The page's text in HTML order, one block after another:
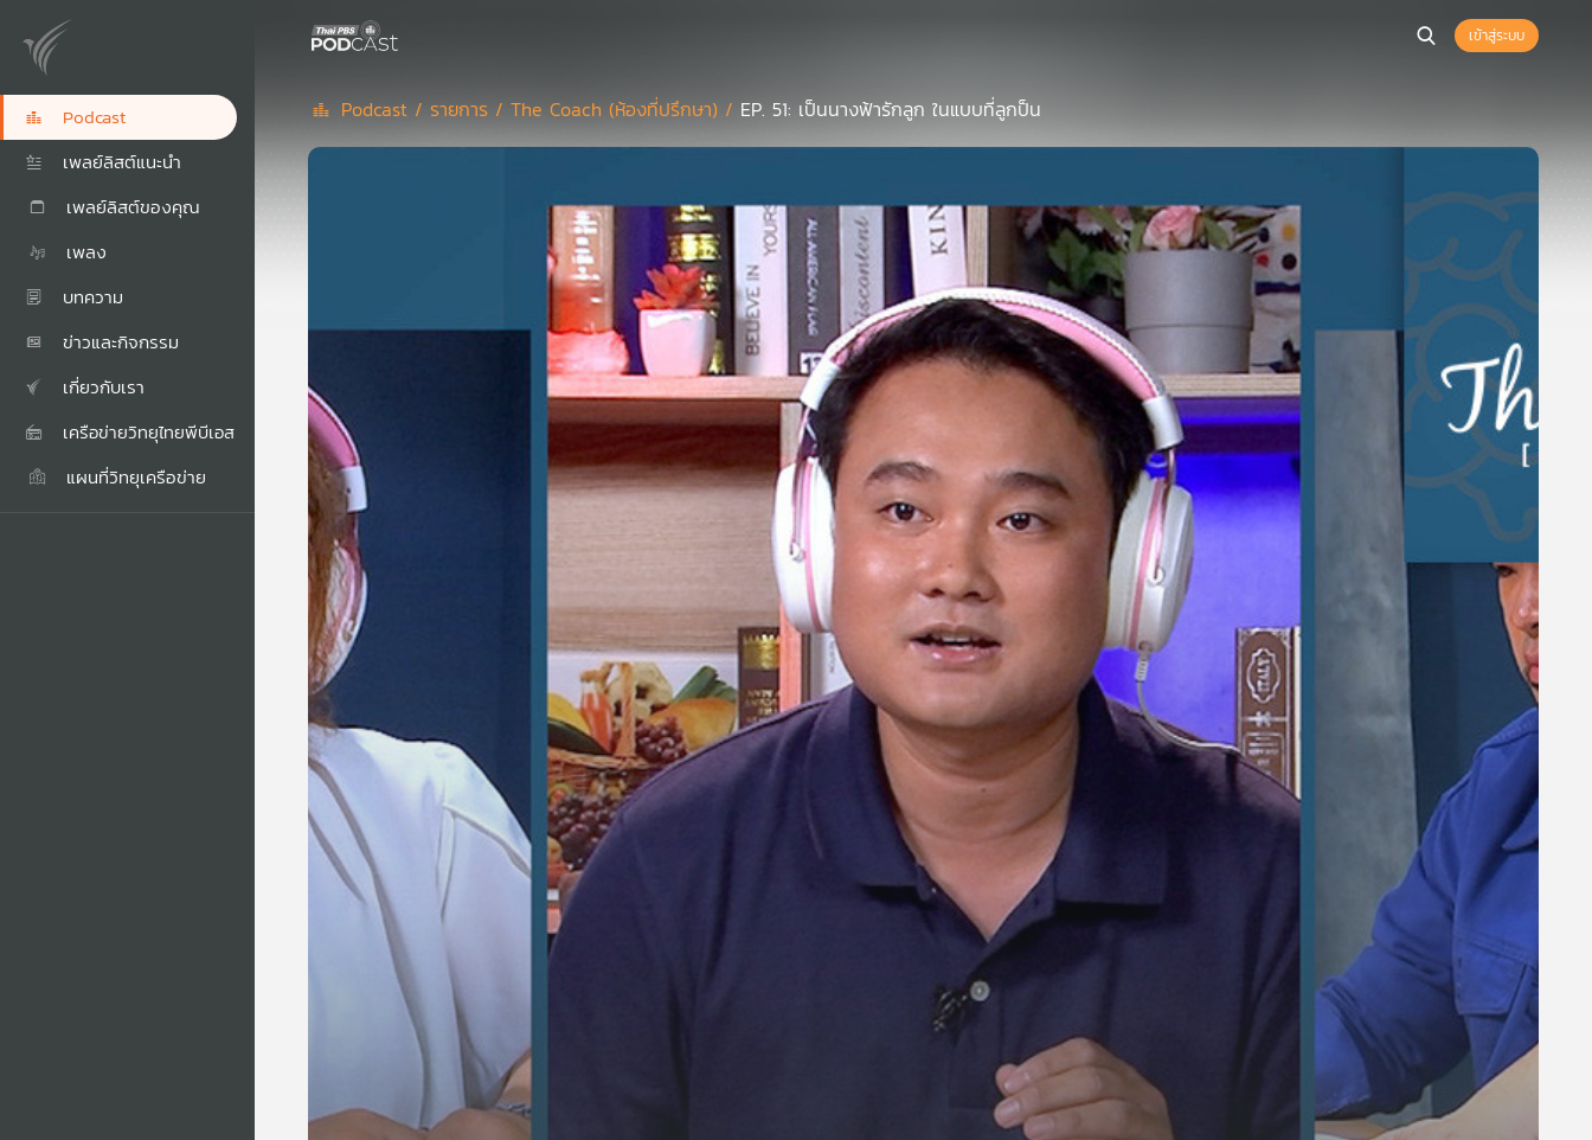
Podcast
เพลย์ลิสต์แนะนำ
เพลย์ลิสต์ของคุณ
เพลง
บทความ
ข่าวและกิจกรรม
เกี่ยวกับเรา
เครือข่ายวิทยุไทยพีบีเอส
แผนที่วิทยุเครือข่าย
เข้าสู่ระบบ
Podcast / รายการ /The Coach (ห้องที่ปรึกษา) / EP. 51: เป็นนางฟ้ารักลูก ในแบบที่ลูกป็น